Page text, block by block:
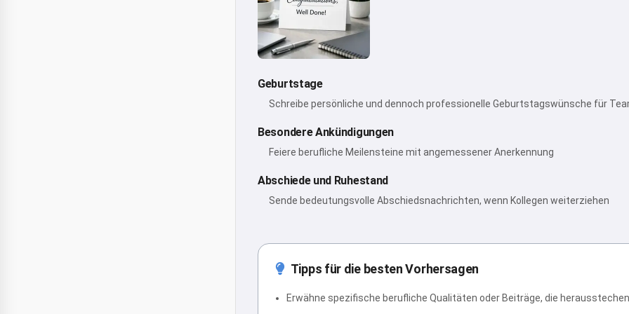
Geburtstage
Schreibe persönliche und dennoch professionelle Geburtstagswünsche für
Besondere Ankündigungen
Feiere berufliche Meilensteine mit angemessener Anerkennung
Abschiede und Ruhestand
Sende bedeutungsvolle Abschiedsnachrichten, wenn Kollegen weiterziehen
Tipps für die besten Vorhersagen
Erwähne spezifische berufliche Qualitäten oder Beiträge, die herausstechen